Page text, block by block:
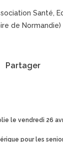
Santé,
de Normandie)
Partager
le vendredi 26
pour les